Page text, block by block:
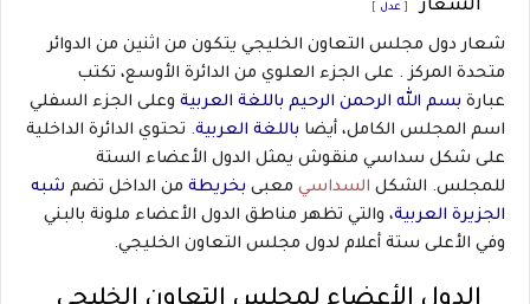
الشعار [ عدل ]
شعار دول مجلس التعاون الخليجي يتكون من اثنين من الدوائر
متحدة المركز . على الجزء العلوي من الدائرة الأوسع، تكتب
عبارة بسم الله الرحمن الرحيم باللغة العربية وعلى الجزء السفلي
اسم المجلس الكامل، أيضا باللغة العربية. تحتوي الدائرة الداخلية
على شكل سداسي منقوش يمثل الدول الأعضاء الستة
للمجلس. الشكل السداسي معبى بخريطة من الداخل تضم شبه
الجزيرة العربية، والتي تظهر مناطق الدول الأعضاء ملونة بالبني
وفي الأعلى ستة أعلام لدول مجلس التعاون الخليجي.